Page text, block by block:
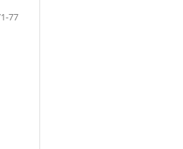
77